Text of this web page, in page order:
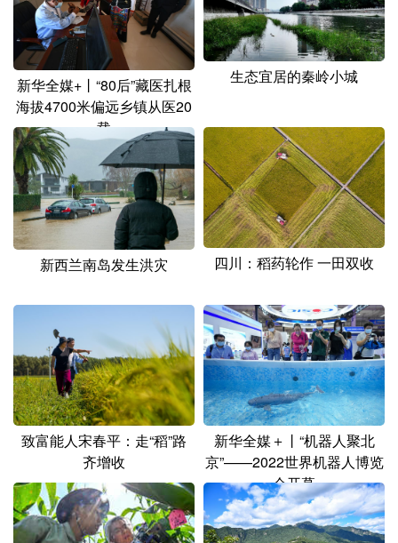
新华全媒+丨“80后”藏医扎根
海拔4700米偏远乡镇从医20
载
生态宜居的秦岭小城
新西兰南岛发生洪灾 四川：稻药轮作 一田双收
致富能人宋春平：走“稻”路
齐增收
新华全媒＋丨“机器人聚北
京”——2022世界机器人博览
会开幕